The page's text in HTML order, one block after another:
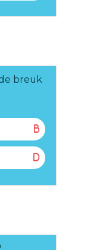
breuk
B
D